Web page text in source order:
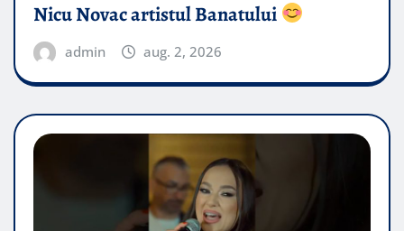
Nicu Novac artistul Banatului
admin aug. 2, 2026